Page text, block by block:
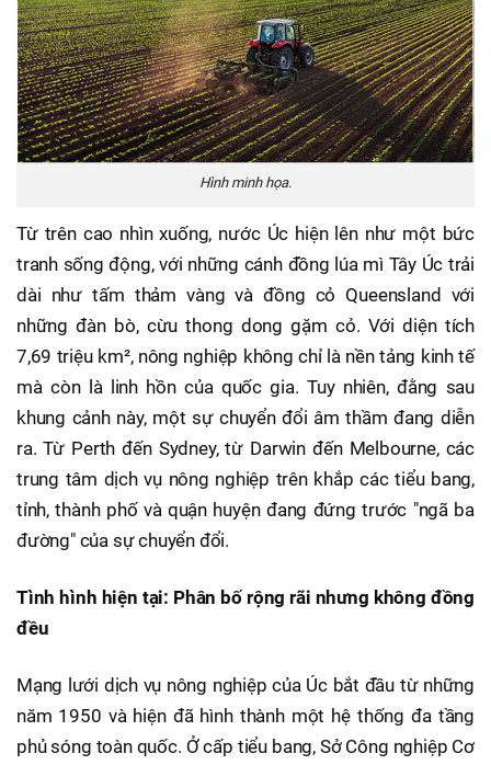
Hình minh họa.
Từ trên cao nhìn xuống, nước Úc hiện lên như một bức
tranh sống động, với những cánh đồng lúa mì Tây Úc trải
dài như tấm thảm vàng và đồng cỏ Queensland với
những đàn bò, cừu thong dong gặm cỏ. Với diện tích
7,69 triệu km², nông nghiệp không chỉ là nền tảng kinh tế
mà còn là linh hồn của quốc gia. Tuy nhiên, đằng sau
khung cảnh này, một sự chuyển đổi âm thầm đang diễn
ra. Từ Perth đến Sydney, từ Darwin đến Melbourne, các
trung tâm dịch vụ nông nghiệp trên khắp các tiểu bang,
tỉnh, thành phố và quận huyện đang đứng trước "ngã ba
đường" của sự chuyển đổi.
Tình hình hiện tại: Phân bố rộng rãi nhưng không đồng
đều
Mạng lưới dịch vụ nông nghiệp của Úc bắt đầu từ những
năm 1950 và hiện đã hình thành một hệ thống đa tầng
phủ sóng toàn quốc. Ở cấp tiểu bang, Sở Công nghiệp Cơ